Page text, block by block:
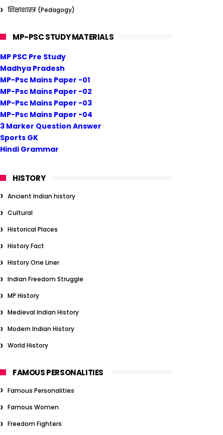
शिक्षाशास्त्र (Pedagogy)
MP-PSC STUDY MATERIALS
MP PSC Pre Study
Madhya Pradesh
MP-Psc Mains Paper -01
MP-Psc Mains Paper -02
MP-Psc Mains Paper -03
MP-Psc Mains Paper -04
3 Marker Question Answer
Sports GK
Hindi Grammar
HISTORY
Ancient Indian history
Cultural
Historical Places
History Fact
History One Liner
Indian Freedom Struggle
MP History
Medieval Indian History
Modern Indian History
World History
FAMOUS PERSONALITIES
Famous Personalities
Famous Women
Freedom Fighters